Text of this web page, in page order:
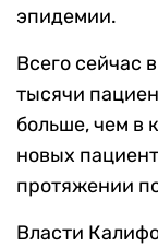
эпидемии.
Всего сейчас
тысячи
больше, чем в
новых
протяжении
Власти